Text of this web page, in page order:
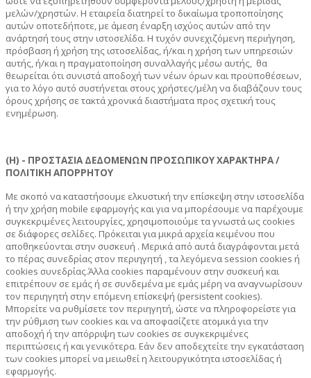
μελών/χρηστών. Η εταιρεία διατηρεί το δικαίωμα τροποποίησης
αυτών οποτεδήποτε, με άμεση έναρξη ισχύος αυτών από την
ανάρτησή τους στην ιστοσελίδα. Η τυχόν συνεχιζόμενη περιήγηση,
πρόσβαση ή χρήση της ιστοσελίδας, ή/και η χρήση των υπηρεσιών
αυτής, ή/και η πραγματοποίηση συναλλαγής μέσω αυτής, θα
θεωρείται ότι συνιστά αποδοχή των νέων όρων και προϋποθέσεων,
για το λόγο αυτό συστήνεται στους χρήστες/μέλη να διαβάζουν τους
όρους χρήσης σε τακτά χρονικά διαστήματα προς σχετική τους
ενημέρωση.
(Η) - ΠΡΟΣΤΑΣΙΑ ΔΕΔΟΜΕΝΩΝ ΠΡΟΣΩΠΙΚΟΥ ΧΑΡΑΚΤΗΡΑ /
ΠΟΛΙΤΙΚΗ ΑΠΟΡΡΗΤΟΥ
Με σκοπό να καταστήσουμε ελκυστική την επίσκεψη στην ιστοσελίδα
ή την χρήση mobile εφαρμογής και για να μπορέσουμε να παρέχουμε
συγκεκριμένες λειτουργίες, χρησιμοποιούμε τα γνωστά ως cookies
σε διάφορες σελίδες. Πρόκειται για μικρά αρχεία κειμένου που
αποθηκεύονται στην συσκευή . Μερικά από αυτά διαγράφονται μετά
το πέρας συνεδρίας στον περιηγητή , τα λεγόμενα session cookies ή
cookies συνεδρίας.Άλλα cookies παραμένουν στην συσκευή και
επιτρέπουν σε εμάς ή σε συνδεμένα με εμάς μέρη να αναγνωρίσουν
τον περιηγητή στην επόμενη επίσκεψή (persistent cookies).
Μπορείτε να ρυθμίσετε τον περιηγητή, ώστε να πληροφορείστε για
την ρύθμιση των cookies και να αποφασίζετε ατομικά για την
αποδοχή ή την απόρριψη των cookies σε συγκεκριμένες
περιπτώσεις ή και γενικότερα. Εάν δεν αποδεχτείτε την εγκατάσταση
των cookies μπορεί να μειωθεί η λειτουργικότητα ιστοσελίδας ή
εφαρμογής.